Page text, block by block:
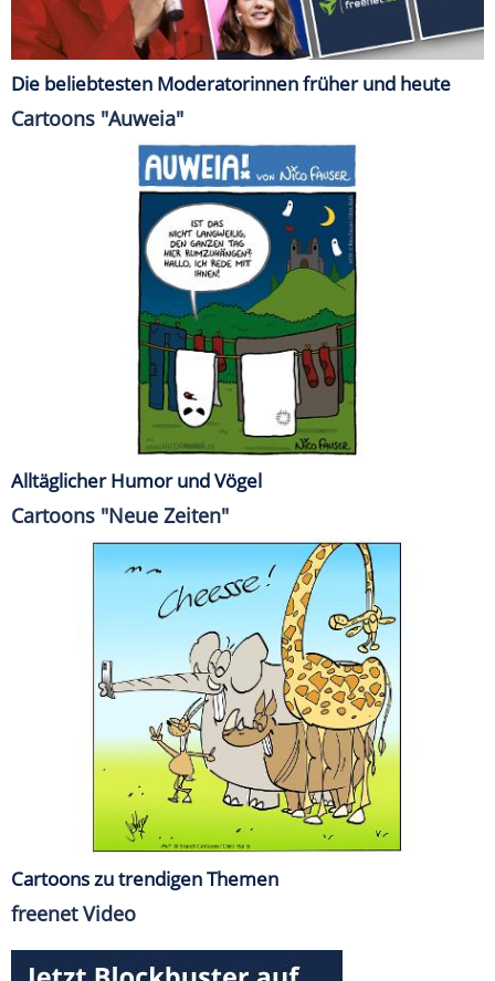
Die beliebtesten Moderatorinnen früher und heute
Cartoons "Auweia"
Alltäglicher Humor und Vögel
Cartoons "Neue Zeiten"
Cartoons zu trendigen Themen
freenet Video